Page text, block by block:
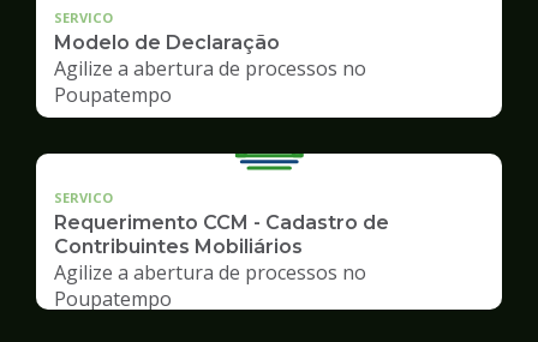
SERVICO
Modelo de Declaração
Agilize a abertura de processos no
Poupatempo
SERVICO
Requerimento CCM - Cadastro de
Contribuintes Mobiliários
Agilize a abertura de processos no
Poupatempo